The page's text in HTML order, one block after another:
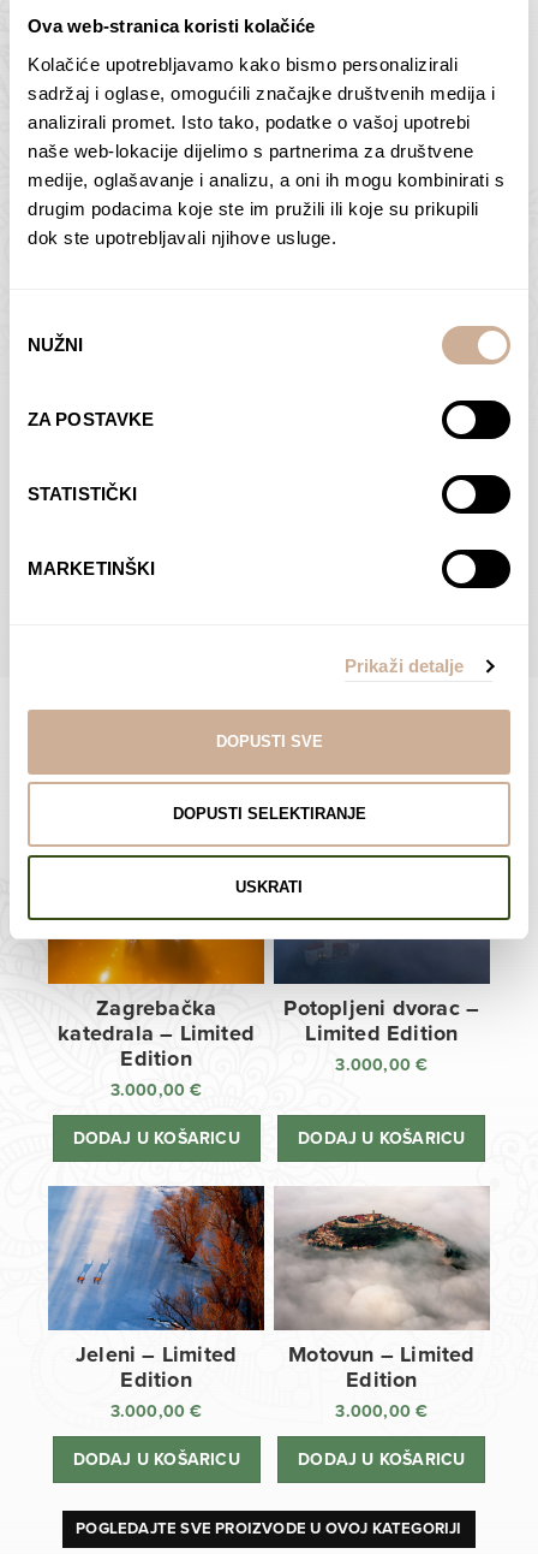
Ova web-stranica koristi kolačiće
Kolačiće upotrebljavamo kako bismo personalizirali
sadržaj i oglase, omogućili značajke društvenih medija i
analizirali promet. Isto tako, podatke o vašoj upotrebi
naše web-lokacije dijelimo s partnerima za društvene
medije, oglašavanje i analizu, a oni ih mogu kombinirati s
drugim podacima koje ste im pružili ili koje su prikupili
dok ste upotrebljavali njihove usluge.
pristanka
NUŽNI
ZA POSTAVKE
STATISTIČKI
MARKETINŠKI
Prikaži detalje
DOPUSTI SVE
DOPUSTI SELEKTIRANJE
USKRATI
Butan – ljudi 2
75,00€ – 138,00€Raspon
cijena:
od
75,00 €
138,00 €
ODABERI OPCIJE
Antarktika – krajolik
2
75,00€ – 138,00€Raspon
cijena:
od
ODABERI OPCIJE
Dolac
ODABERI OPCIJE
Moreškanti – sjena
€Raspon
od
75,00 €
do
138,00 €
ODABERI OPCIJE
POGLEDAJTE SVE PROIZVODE U OVOJ KATEGORIJI
Limited Edition Fotografije
Zagrebačka
katedrala – Limited
Edition
3.000,00€
DODAJ U KOŠARICU
Potopljeni dvorac –
Limited Edition
3.000,00€
DODAJ U KOŠARICU
Jeleni – Limited
Edition
3.000,00€
DODAJ U KOŠARICU
Motovun – Limited
Edition
3.000,00€
DODAJ U KOŠARICU
POGLEDAJTE SVE PROIZVODE U OVOJ KATEGORIJI